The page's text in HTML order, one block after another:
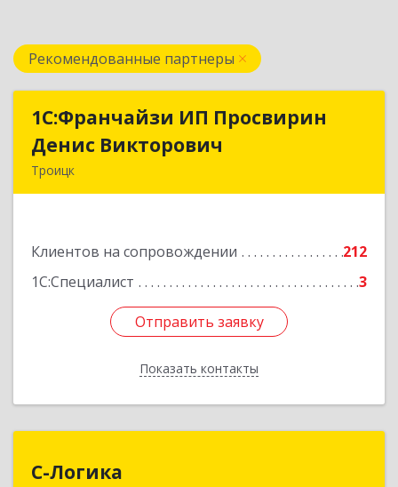
Рекомендованные партнеры
1C:Франчайзи ИП Просвирин
Денис Викторович
Троицк
Клиентов на сопровождении
212
1С:Специалист
3
Отправить заявку
Показать контакты
1C:Франчайзи ИП Просвирин
Денис Викторович
Подробнее
Отправить заявку
Назад
С-Логика